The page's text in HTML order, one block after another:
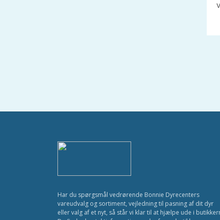
Har du spørgsmål vedrørende Bonnie Dyrecenters
vareudvalg og sortiment, vejledning til pasning af dit dyr
eller valg af et nyt, så står vi klar til at hjælpe ude i